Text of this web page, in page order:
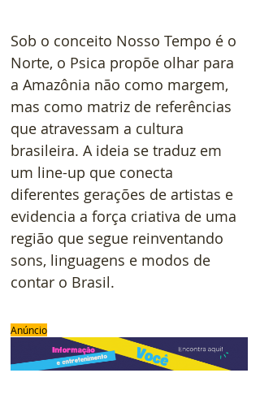
Sob o conceito Nosso Tempo é o
Norte, o Psica propõe olhar para
a Amazônia não como margem,
mas como matriz de referências
que atravessam a cultura
brasileira. A ideia se traduz em
um line-up que conecta
diferentes gerações de artistas e
evidencia a força criativa de uma
região que segue reinventando
sons, linguagens e modos de
contar o Brasil.
Anúncio